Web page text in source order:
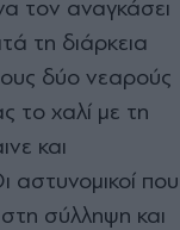
τον αναγκάσει
τη διάρκεια
δύο νεαρούς
το χαλί με τη
και
αστυνομικοί που
σύλληψη και